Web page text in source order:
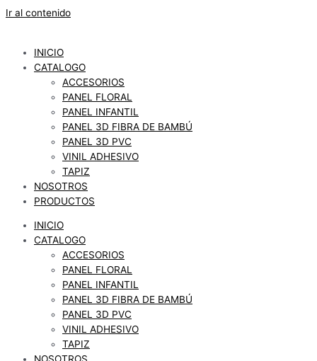
Ir al contenido
INICIO
CATALOGO
ACCESORIOS
PANEL FLORAL
PANEL INFANTIL
PANEL 3D FIBRA DE BAMBÚ
PANEL 3D PVC
VINIL ADHESIVO
TAPIZ
NOSOTROS
PRODUCTOS
INICIO
CATALOGO
ACCESORIOS
PANEL FLORAL
PANEL INFANTIL
PANEL 3D FIBRA DE BAMBÚ
PANEL 3D PVC
VINIL ADHESIVO
TAPIZ